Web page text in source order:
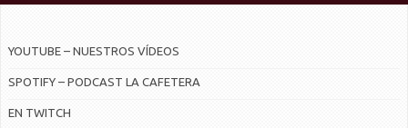
YOUTUBE – NUESTROS VÍDEOS
SPOTIFY – PODCAST LA CAFETERA
EN TWITCH